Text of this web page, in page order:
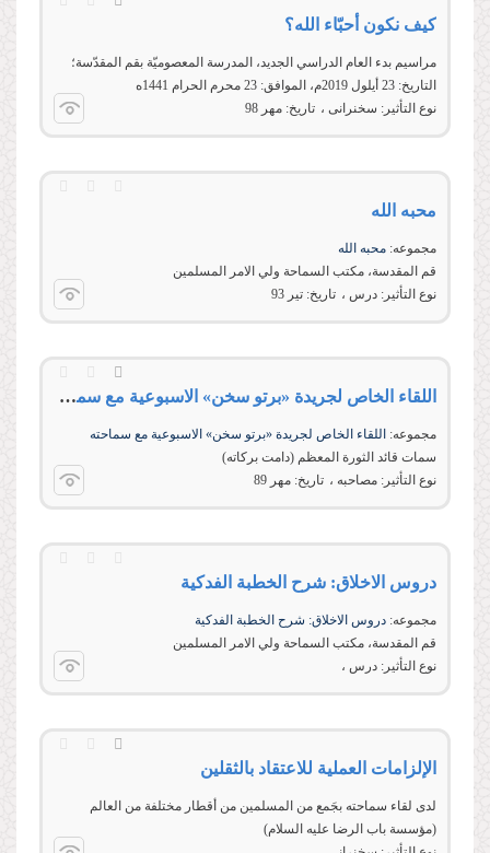
كيف نكون أحبّاء الله؟
مراسيم بدء العام الدراسي الجديد، المدرسة المعصوميّة بقم المقدّسة؛
التاريخ: 23 أيلول 2019م، الموافق: 23 محرم الحرام 1441ه
نوع التأثير: سخنرانی تاریخ: مهر 98
محبه الله
مجموعه: محبه الله
قم المقدسة، مکتب السماحة ولي الامر المسلمين
نوع التأثير: درس تاریخ: تير 93
اللقاء الخاص لجریدة «برتو سخن» الاسبوعیة مع سماحته
مجموعه: اللقاء الخاص لجریدة «برتو سخن» الاسبوعیة مع سماحته
سمات قائد الثورة المعظم (دامت بركاته)
نوع التأثير: مصاحبه تاریخ: مهر 89
دروس الاخلاق: شرح الخطبة الفدکیة
مجموعه: دروس الاخلاق: شرح الخطبة الفدکیة
قم المقدسة، مکتب السماحة ولي الامر المسلمين
نوع التأثير: درس
الإلزامات العملية للاعتقاد بالثقلين
لدى لقاء سماحته بجَمع من المسلمين من أقطار مختلفة من العالم
(مؤسسة باب الرضا عليه السلام)